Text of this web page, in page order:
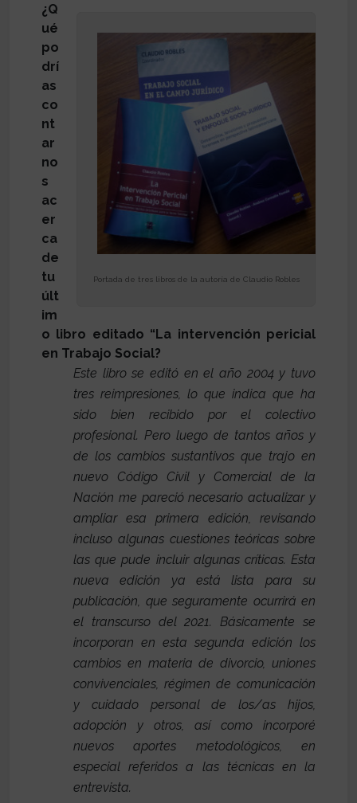
Portada de tres libros de la autoría de Claudio Robles
¿Q
ué
po
drí
as
co
nt
ar
no
s
ac
er
ca
de
tu
últ
im
o libro editado “La intervención pericial
en Trabajo Social?
Este libro se editó en el año 2004 y tuvo
tres reimpresiones, lo que indica que ha
sido bien recibido por el colectivo
profesional. Pero luego de tantos años y
de los cambios sustantivos que trajo en
nuevo Código Civil y Comercial de la
Nación me pareció necesario actualizar y
ampliar esa primera edición, revisando
incluso algunas cuestiones teóricas sobre
las que pude incluir algunas críticas. Esta
nueva edición ya está lista para su
publicación, que seguramente ocurrirá en
el transcurso del 2021. Básicamente se
incorporan en esta segunda edición los
cambios en materia de divorcio, uniones
convivenciales, régimen de comunicación
y cuidado personal de los/as hijos,
adopción y otros, así como incorporé
nuevos aportes metodológicos, en
especial referidos a las técnicas en la
entrevista.